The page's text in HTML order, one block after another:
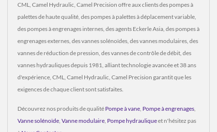
CML, Camel Hydraulic, Camel Precision offre aux clients des pompes à
palettes de haute qualité, des pompes à palettes à déplacement variable,
des pompes à engrenages internes, des agents Eckerle Asia, des pompes à
engrenages externes, des vannes solénoïdes, des vannes modulaires, des
vannes de réduction de pression, des vannes de contrôle de débit, des
vannes hydrauliques depuis 1981, alliant technologie avancée et 38 ans
d'expérience, CML, Camel Hydraulic, Camel Precision garantit que les
exigences de chaque client sont satisfaites.
Découvrez nos produits de qualité Pompe à vane Pompe à engrenages
Vanne solénoïde Vanne modulaire Pompe hydrauliqueet n'hésitez pas